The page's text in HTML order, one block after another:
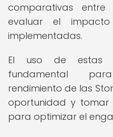
comparativas entre
evaluar el
implementadas.
El uso de estas
fundamental
rendimiento de las
oportunidad y tomar
para optimizar el